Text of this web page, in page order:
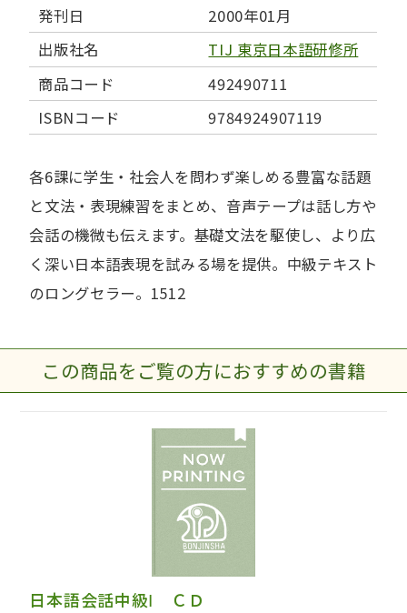
発刊日
2000年01月
出版社名
TIJ 東京日本語研修所
商品コード
492490711
ISBNコード
9784924907119
各6課に学生・社会人を問わず楽しめる豊富な話題
と文法・表現練習をまとめ、音声テープは話し方や
会話の機微も伝えます。基礎文法を駆使し、より広
く深い日本語表現を試みる場を提供。中級テキスト
のロングセラー。1512
この商品をご覧の方におすすめの書籍
日本語会話中級Ⅰ ＣＤ